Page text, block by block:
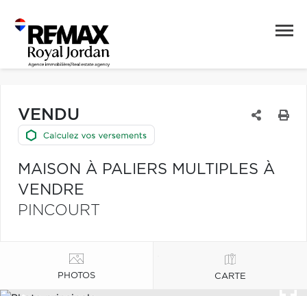
VENDU
MAISON À PALIERS MULTIPLES À
VENDRE
PINCOURT
PHOTOS CARTE